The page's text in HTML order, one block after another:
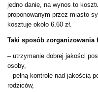
jedno danie, na wynos to
proponowanym przez miasto
kosztuje około 6,60 zł.
Taki sposób
– utrzymanie dobrej jakości
osoby,
– pełną kontrolę nad jakością
rodziców,